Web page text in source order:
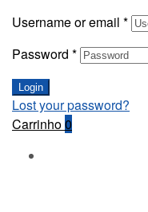
Username or email *
Password *
Login
Lost your password?
Carrinho0